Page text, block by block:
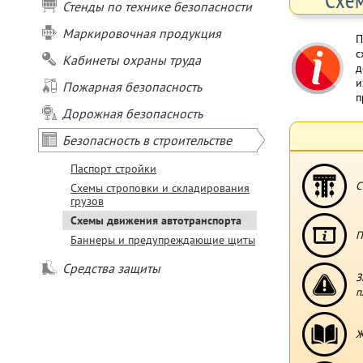
Стенды по технике безопасности
Маркировочная продукция
Кабинеты охраны труда
Пожарная безопасность
Дорожная безопасность
Безопасность в строительстве
Паспорт стройки
Схемы строповки и складирования
грузов
Схемы движения автотранспорта
Баннеры и предупреждающие щиты
Средства защиты